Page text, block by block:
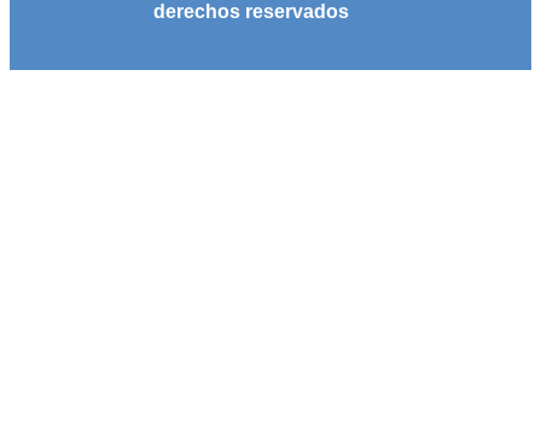
derechos reservados